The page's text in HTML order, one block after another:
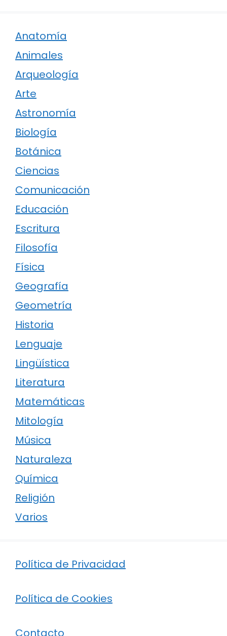
Anatomía
Animales
Arqueología
Arte
Astronomía
Biología
Botánica
Ciencias
Comunicación
Educación
Escritura
Filosofía
Física
Geografía
Geometría
Historia
Lenguaje
Lingüística
Literatura
Matemáticas
Mitología
Música
Naturaleza
Química
Religión
Varios
Política de Privacidad
Política de Cookies
Contacto